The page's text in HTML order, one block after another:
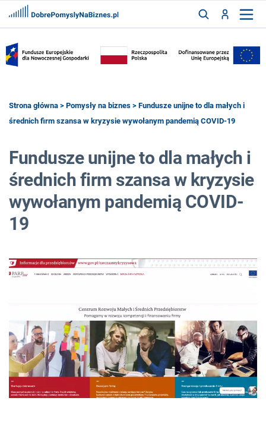
ZAREJESTRUJ
FRANCZYZY
Strona główna > Pomysły na biznes > Fundusze unijne to dla małych i
średnich firm szansa w kryzysie wywołanym pandemią COVID-19
Fundusze unijne to dla małych i
średnich firm szansa w kryzysie
wywołanym pandemią COVID-
19